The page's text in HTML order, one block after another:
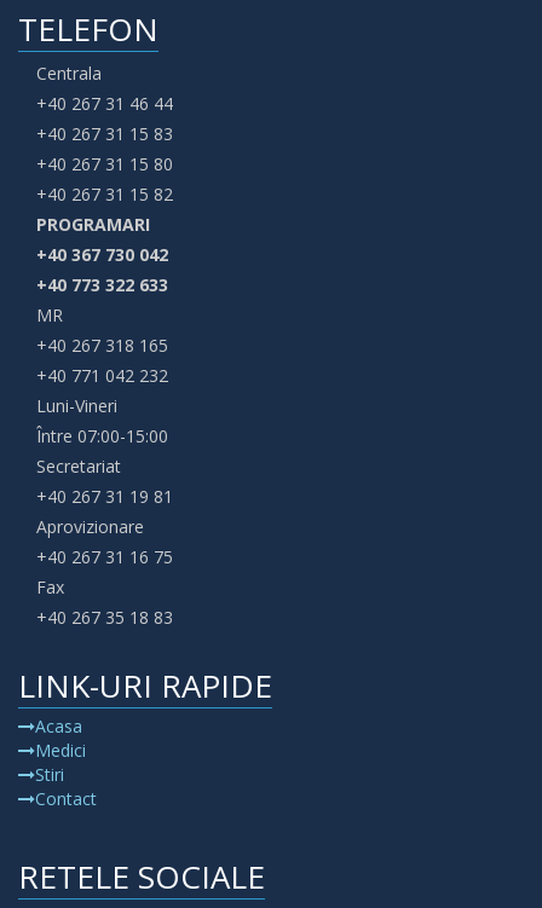
TELEFON
Centrala
+40 267 31 46 44
+40 267 31 15 83
+40 267 31 15 80
+40 267 31 15 82
PROGRAMARI
+40 367 730 042
+40 773 322 633
MR
+40 267 318 165
+40 771 042 232
Luni-Vineri
Între 07:00-15:00
Secretariat
+40 267 31 19 81
Aprovizionare
+40 267 31 16 75
Fax
+40 267 35 18 83
LINK-URI RAPIDE
Acasa
Medici
Stiri
Contact
RETELE SOCIALE